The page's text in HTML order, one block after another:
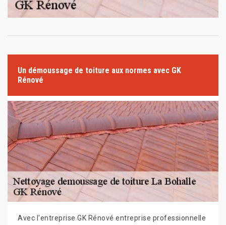
Un démoussage de toiture aux normes avec GK
Rénové
Avec l'entreprise GK Rénové entreprise professionnelle